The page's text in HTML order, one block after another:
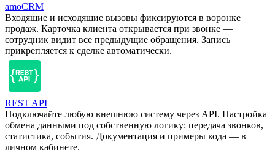
amoCRM
Входящие и исходящие вызовы фиксируются в воронке
продаж. Карточка клиента открывается при звонке —
сотрудник видит все предыдущие обращения. Запись
прикрепляется к сделке автоматически.
REST API
Подключайте любую внешнюю систему через API. Настройка
обмена данными под собственную логику: передача звонков,
статистика, события. Документация и примеры кода — в
личном кабинете.